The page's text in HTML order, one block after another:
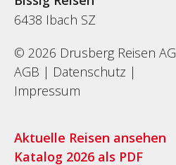
6438 Ibach SZ
© 2026 Drusberg Reisen AG
AGB | Datenschutz |
Impressum
Aktuelle Reisen ansehen
Katalog 2026 als PDF